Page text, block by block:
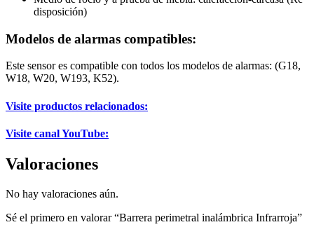
disposición)
Modelos de alarmas compatibles:
Este sensor es compatible con todos los modelos de alarmas: (G18,
W18, W20, W193, K52).
Visite productos relacionados:
Visite canal YouTube:
Valoraciones
No hay valoraciones aún.
Sé el primero en valorar “Barrera perimetral inalámbrica Infrarroja”